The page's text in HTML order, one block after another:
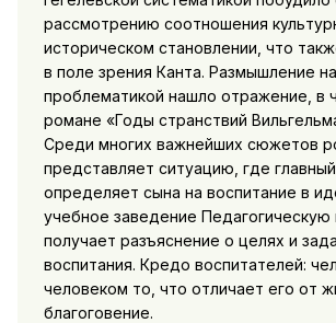
рассмотрению соотношения
историческом становлении, что
в поле зрения Канта. Размышление
проблематикой нашло отражение, в
романе «Годы странствий
Среди многих важнейших сюжетов
представляет ситуацию, где
определяет сына на воспитание в
учебное заведение
получает разъяснение о целях и
воспитания. Кредо воспитателей:
человеком то, что отличает его от
благоговение.